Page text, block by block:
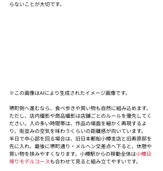
らないことが大切です。
※この画像はAIにより生成されたイメージ画像です。
堺町側へ進むなら、食べ歩きや買い物も自然に組み込めます。
ただし、店内撮影や商品撮影は店舗ごとのルールを優先してく
ださい。人の多い時間帯は、作品の場面を細かく再現するよ
り、街並みの空気を味わうくらいの距離感が向いています。
半日で中心部を回る場合は、旧日本郵船小樽支店と旧寿原邸を
先に入れ、最後に堺町通り・メルヘン交差点へ下ると、休憩や
買い物を挟みやすくなります。小樽駅からの移動全体は小樽日
帰りモデルコースも合わせて見ると組み立てやすいです。